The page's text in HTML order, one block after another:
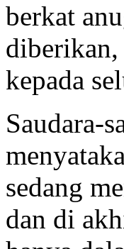
berkat
diberikan,
kepada
Saudara-
sedang
dan di